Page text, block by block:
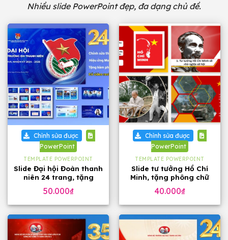
Nhiều slide PowerPoint đẹp, đa dạng chủ đề.
Chỉnh sửa được
PowerPoint
TEMPLATE POWERPOINT
Slide Đại hội Đoàn thanh
niên 24 trang, tặng
50.000₫
Chỉnh sửa được
PowerPoint
TEMPLATE POWERPOINT
Slide tư tưởng Hồ Chí
Minh, tặng phông chữ
40.000₫